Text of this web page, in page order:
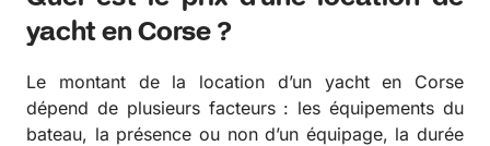
yacht en Corse ?
Le montant de la location d’un yacht en Corse
dépend de plusieurs facteurs : les équipements du
bateau, la présence ou non d’un équipage, la durée